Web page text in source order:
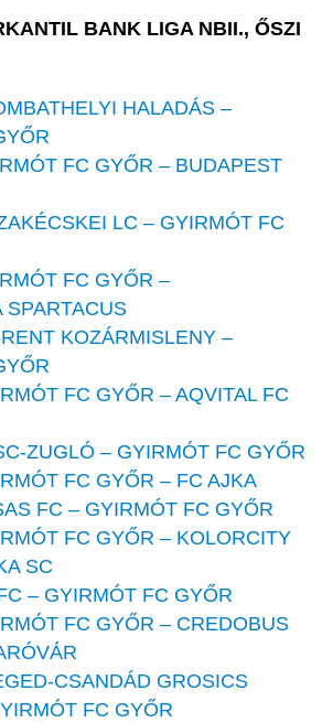
BANK LIGA NBII., ŐSZI
HALADÁS –
FC GYŐR – BUDAPEST
LC – GYIRMÓT FC
FC GYŐR –
SPARTACUS
KOZÁRMISLENY –
FC GYŐR – AQVITAL FC
ZUGLÓ – GYIRMÓT FC GYŐR
FC GYŐR – FC AJKA
FC – GYIRMÓT FC GYŐR
FC GYŐR – KOLORCITY
SC
– GYIRMÓT FC GYŐR
FC GYŐR – CREDOBUS
CSANDÁD GROSICS
FC GYŐR